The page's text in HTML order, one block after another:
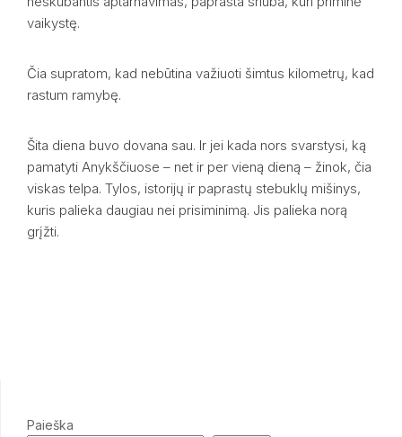
vaikystę.
Čia supratom, kad nebūtina važiuoti šimtus kilometrų, kad
rastum ramybę.
Šita diena buvo dovana sau. Ir jei kada nors svarstysi, ką
pamatyti Anykščiuose – net ir per vieną dieną – žinok, čia
viskas telpa. Tylos, istorijų ir paprastų stebuklų mišinys,
kuris palieka daugiau nei prisiminimą. Jis palieka norą
grįžti.
Paieška